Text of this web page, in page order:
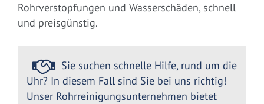
Rohrverstopfungen und Wasserschäden, schnell
und preisgünstig.
Sie suchen schnelle Hilfe, rund um die
Uhr? In diesem Fall sind Sie bei uns richtig!
Unser Rohrreinigungsunternehmen bietet